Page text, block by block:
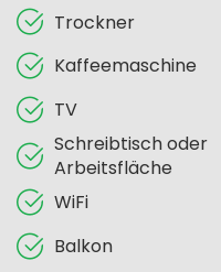
Trockner
Kaffeemaschine
TV
Schreibtisch oder
Arbeitsfläche
WiFi
Balkon